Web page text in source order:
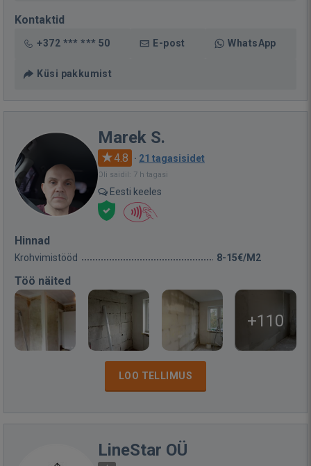
Kontaktid
+372 *** *** 50 E-post WhatsApp
Küsi pakkumist
Marek S.
4.8 · 21 tagasisidet
Oli saidil: 7 h tagasi
Eesti keeles
Hinnad
Krohvimistööd 8-15€/M2
Töö näited
+110
LOO TELLIMUS
LineStar OÜ